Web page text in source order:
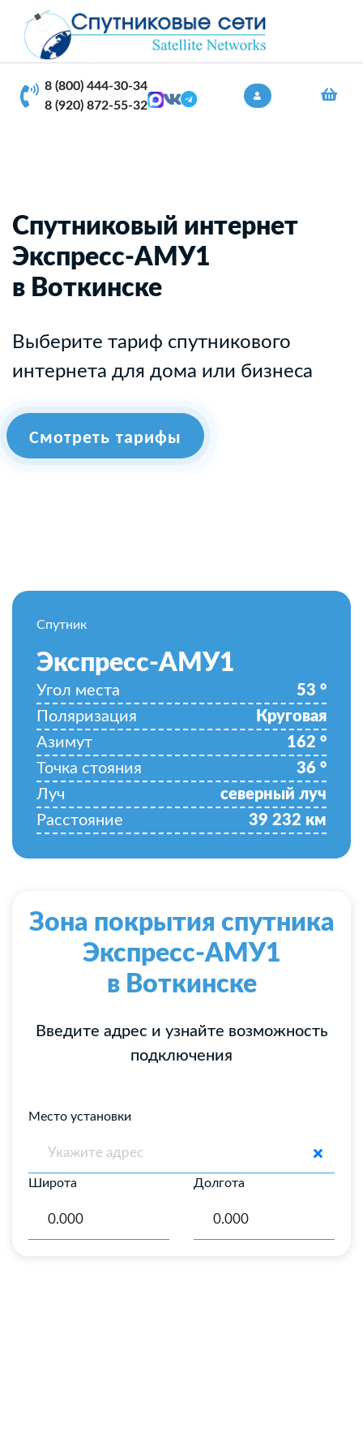
8 (800) 444-30-34
8 (920) 872-55-32
Спутниковый интернет
Экспресс-АМУ1
в Воткинске
Выберите тариф спутникового
интернета для дома или бизнеса
Смотреть тарифы
Спутник
Экспресс-АМУ1
Угол места 53 °
Поляризация
Круговая
Азимут
162 °
Точка стояния
36 °
Луч
северный луч
Расстояние
39 232 км
Зона покрытия спутника
Экспресс-АМУ1
в Воткинске
Введите адрес и узнайте возможность
подключения
Место установки
Широта Долгота